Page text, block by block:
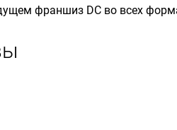
франшиз DC во всех